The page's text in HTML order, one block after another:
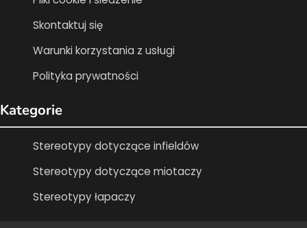
Skontaktuj się
Warunki korzystania z usługi
Polityka prywatności
Kategorie
Stereotypy dotyczące infieldów
Stereotypy dotyczące miotaczy
Stereotypy łapaczy